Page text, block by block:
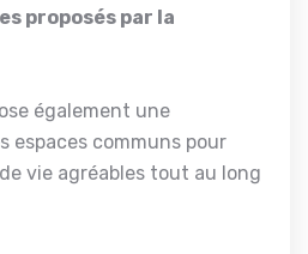
proposés par la
également une
espaces communs pour
vie agréables tout au long